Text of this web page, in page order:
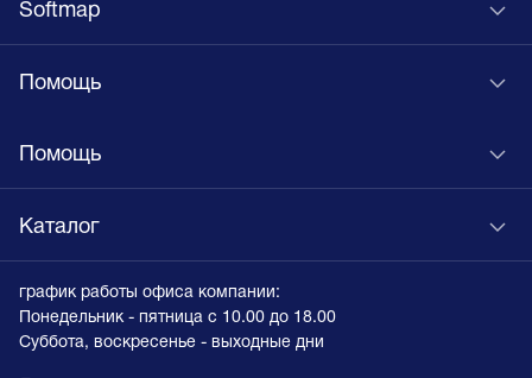
Softmap
Помощь
Помощь
Каталог
график работы офиса компании:
Понедельник - пятница с 10.00 до 18.00
Суббота, воскресенье - выходные дни